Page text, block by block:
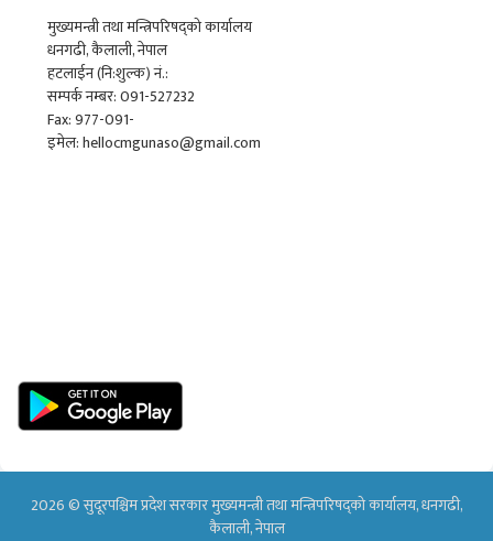
मुख्यमन्त्री तथा मन्त्रिपरिषद्को कार्यालय
धनगढी, कैलाली, नेपाल
हटलाईन (नि:शुल्क) नं.:
सम्पर्क नम्बर: 091-527232
Fax: 977-091-
इमेल: hellocmgunaso@gmail.com
2026 © सुदूरपश्चिम प्रदेश सरकार मुख्यमन्त्री तथा मन्त्रिपरिषद्को कार्यालय, धनगढी,
कैलाली, नेपाल